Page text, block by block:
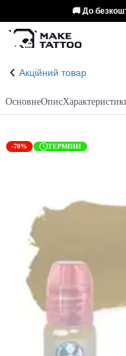
🚚 До
Акційний товар
ОсновнеОпис
-70% ТЕРМІНИ